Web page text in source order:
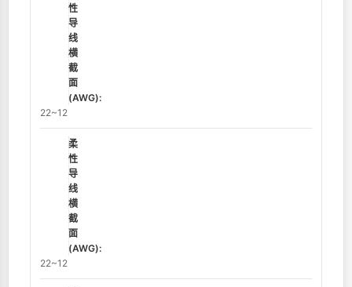
性
导
线
横
截
面
(AWG):
22~12
柔
性
导
线
横
截
面
(AWG):
22~12